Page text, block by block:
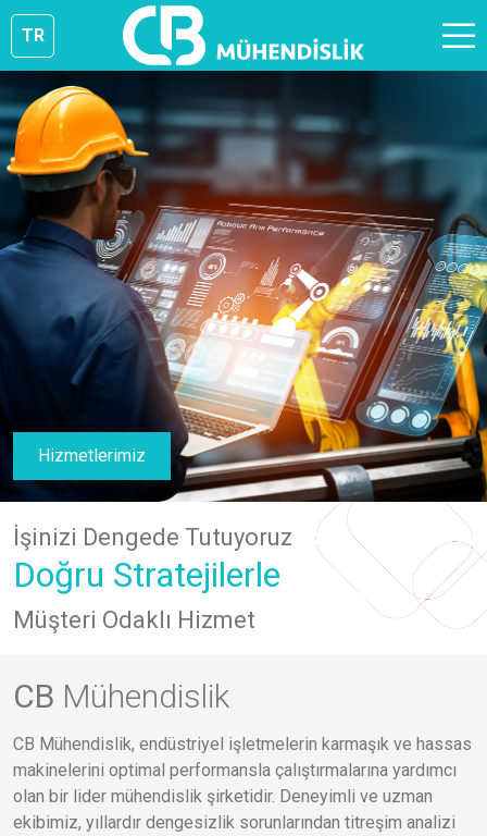
TR
Hizmetlerimiz
İşinizi Dengede Tutuyoruz
Doğru Stratejilerle
Müşteri Odaklı Hizmet
CB Mühendislik
CB Mühendislik, endüstriyel işletmelerin karmaşık ve hassas
makinelerini optimal performansla çalıştırmalarına yardımcı
olan bir lider mühendislik şirketidir. Deneyimli ve uzman
ekibimiz, yıllardır dengesizlik sorunlarından titreşim analizi